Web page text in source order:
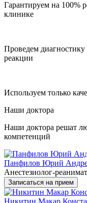
Гарантируем на 100%
клинике
Проведем
реакции
Используем только
Наши доктора
Наши доктора решат
компетенций
Панфилов Юрий
Анестезиолог-
Записаться на прием